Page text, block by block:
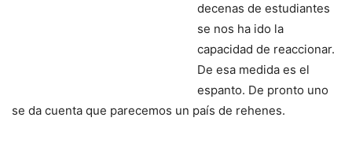
decenas de estudiantes
se nos ha ido la
capacidad de reaccionar.
De esa medida es el
espanto. De pronto uno
se da cuenta que parecemos un país de rehenes.